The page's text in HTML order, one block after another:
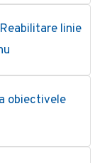
linie
obiectivele